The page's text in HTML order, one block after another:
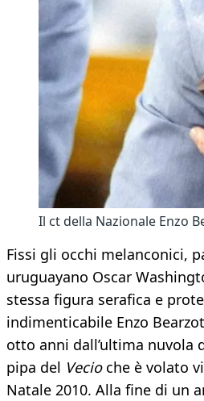
Il ct della Nazionale Enzo
Fissi gli occhi melanconici,
uruguayano Oscar
stessa figura serafica e
indimenticabile Enzo
otto anni dall’ultima nuvola
pipa del Vecioche è volato
Natale 2010. Alla fine di un